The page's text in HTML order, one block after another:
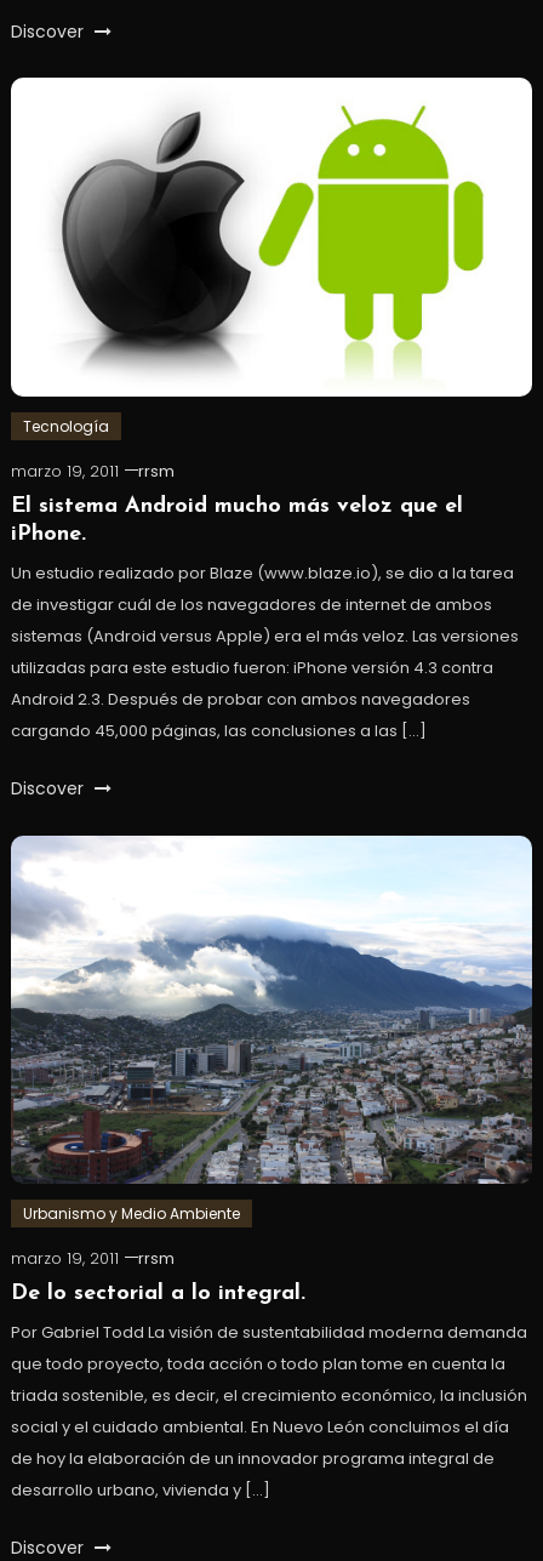
Discover
Tecnología
marzo 19, 2011
rrsm
El sistema Android mucho más veloz que el
iPhone.
Un estudio realizado por Blaze (www.blaze.io), se dio a la tarea
de investigar cuál de los navegadores de internet de ambos
sistemas (Android versus Apple) era el más veloz. Las versiones
utilizadas para este estudio fueron: iPhone versión 4.3 contra
Android 2.3. Después de probar con ambos navegadores
cargando 45,000 páginas, las conclusiones a las […]
Discover
Urbanismo y Medio Ambiente
marzo 19, 2011
rrsm
De lo sectorial a lo integral.
Por Gabriel Todd La visión de sustentabilidad moderna demanda
que todo proyecto, toda acción o todo plan tome en cuenta la
triada sostenible, es decir, el crecimiento económico, la inclusión
social y el cuidado ambiental. En Nuevo León concluimos el día
de hoy la elaboración de un innovador programa integral de
desarrollo urbano, vivienda y […]
Discover